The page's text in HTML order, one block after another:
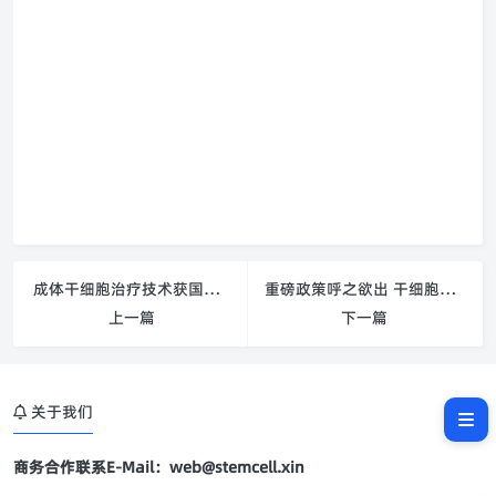
成体干细胞治疗技术获国家科技进步一等奖
上一篇
重磅政策呼之欲出 干细胞应用将有章可循
下一篇
关于我们
商务合作联系E-Mail：web@stemcell.xin